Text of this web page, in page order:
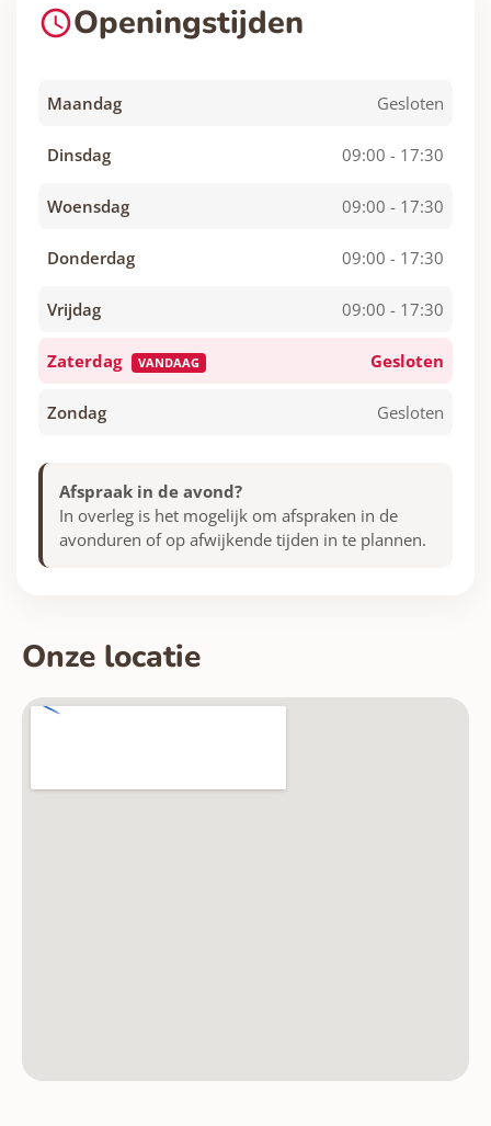
Openingstijden
Maandag Gesloten
Dinsdag 09:00 - 17:30
Woensdag 09:00 - 17:30
Donderdag 09:00 - 17:30
Vrijdag 09:00 - 17:30
Zaterdag VANDAAG Gesloten
Zondag Gesloten
Afspraak in de avond?
In overleg is het mogelijk om afspraken in de
avonduren of op afwijkende tijden in te plannen.
Onze locatie